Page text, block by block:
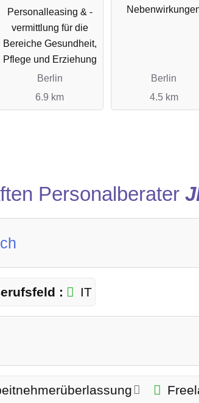
Personalleasing & -
vermittlung für die
Bereiche Gesundheit,
Pflege und Erziehung
Berlin
6.9 km
Berlin
4.5 km
Personalberater
: IT